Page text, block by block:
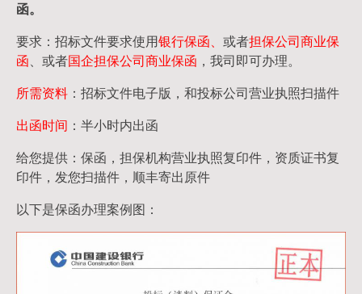
函。
要求：招标文件要求使用银行保函、 或者担保公司商业保
函 、或者国企担保公司商业保函 ，我司即可办理。
所需资料 ：招标文件电子版，和投标公司营业执照扫描件
出函时间 ：半小时内出函
给您提供：保函，担保机构营业执照复印件，资质证书复
印件，发您扫描件，顺丰寄出原件
以下是保函办理案例图：